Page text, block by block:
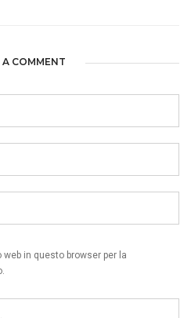
COMMENT
in questo browser per la